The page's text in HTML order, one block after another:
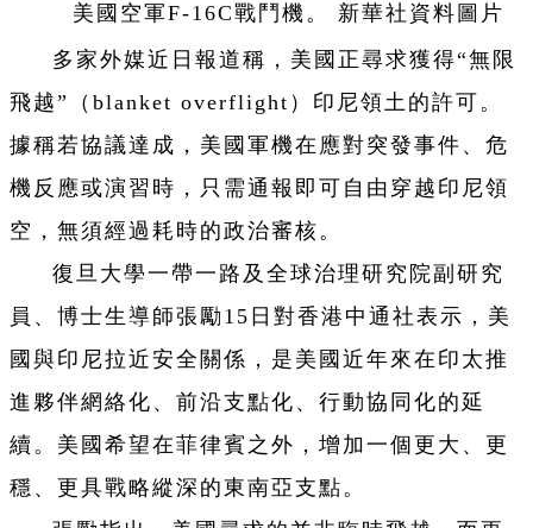
美國空軍F-16C戰鬥機。 新華社資料圖片
多家外媒近日報道稱，美國正尋求獲得“無限
飛越”（blanket overflight）印尼領土的許可。
據稱若協議達成，美國軍機在應對突發事件、危
機反應或演習時，只需通報即可自由穿越印尼領
空，無須經過耗時的政治審核。
復旦大學一帶一路及全球治理研究院副研究
員、博士生導師張勵15日對香港中通社表示，美
國與印尼拉近安全關係，是美國近年來在印太推
進夥伴網絡化、前沿支點化、行動協同化的延
續。美國希望在菲律賓之外，增加一個更大、更
穩、更具戰略縱深的東南亞支點。